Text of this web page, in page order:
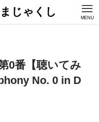
じゃくし MENU
0番【聴いてみ
No. 0 in D